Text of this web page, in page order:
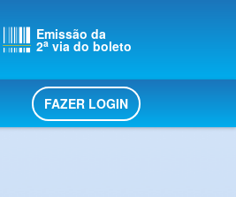
Emissão da
2avia do boleto
FAZER LOGIN